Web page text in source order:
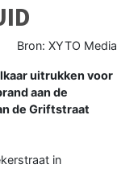
Bron: XYTO Media
uitrukken voor
aan de
de Griftstraat
in